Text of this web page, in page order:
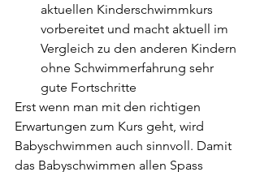
aktuellen Kinderschwimmkurs
vorbereitet und macht aktuell im
Vergleich zu den anderen Kindern
ohne Schwimmerfahrung sehr
gute Fortschritte
Erst wenn man mit den richtigen
Erwartungen zum Kurs geht, wird
Babyschwimmen auch sinnvoll. Damit
das Babyschwimmen allen Spass